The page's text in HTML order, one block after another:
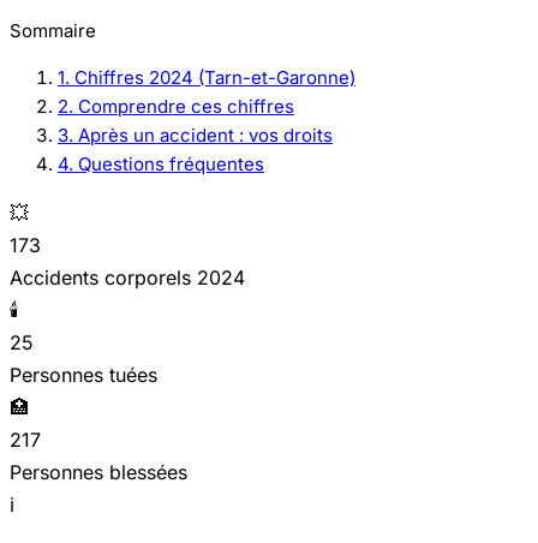
Sommaire
1. Chiffres 2024 (Tarn-et-Garonne)
2. Comprendre ces chiffres
3. Après un accident : vos droits
4. Questions fréquentes
💥
173
Accidents corporels 2024
🕯️
25
Personnes tuées
🏥
217
Personnes blessées
ℹ️